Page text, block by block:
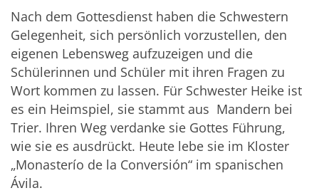
Nach dem Gottesdienst haben die Schwestern
Gelegenheit, sich persönlich vorzustellen, den
eigenen Lebensweg aufzuzeigen und die
Schülerinnen und Schüler mit ihren Fragen zu
Wort kommen zu lassen. Für Schwester Heike ist
es ein Heimspiel, sie stammt aus Mandern bei
Trier. Ihren Weg verdanke sie Gottes Führung,
wie sie es ausdrückt. Heute lebe sie im Kloster
„Monasterío de la Conversión“ im spanischen
Ávila.